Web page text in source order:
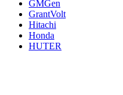
GMGen
GrantVolt
Hitachi
Honda
HUTER